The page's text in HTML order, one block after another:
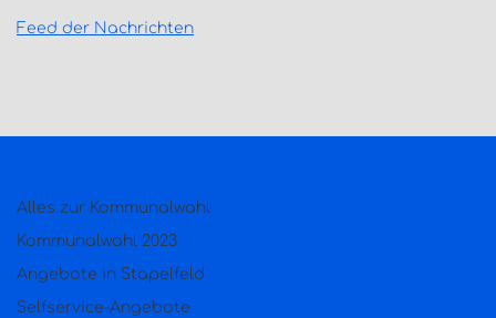
Feed der Nachrichten
Alles zur Kommunalwahl
Kommunalwahl 2023
Angebote in Stapelfeld
Selfservice-Angebote